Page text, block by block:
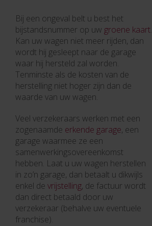
Bij een ongeval belt u best het
bijstandsnummer op uw groene kaart.
Kan uw wagen niet meer rijden, dan
wordt hij gesleept naar de garage
waar hij hersteld zal worden.
Tenminste als de kosten van de
herstelling niet hoger zijn dan de
waarde van uw wagen.
Veel verzekeraars werken met een
zogenaamde erkende garage, een
garage waarmee ze een
samenwerkingsovereenkomst
hebben. Laat u uw wagen herstellen
in zo’n garage, dan betaalt u dikwijls
enkel de vrijstelling, de factuur wordt
dan direct betaald door uw
verzekeraar (behalve uw eventuele
franchise).